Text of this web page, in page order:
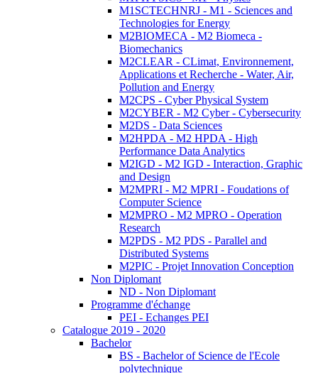
M1SCTECHNRJ - M1 - Sciences and
Technologies for Energy
M2BIOMECA - M2 Biomeca -
Biomechanics
M2CLEAR - CLimat, Environnement,
Applications et Recherche - Water, Air,
Pollution and Energy
M2CPS - Cyber Physical System
M2CYBER - M2 Cyber - Cybersecurity
M2DS - Data Sciences
M2HPDA - M2 HPDA - High
Performance Data Analytics
M2IGD - M2 IGD - Interaction, Graphic
and Design
M2MPRI - M2 MPRI - Foudations of
Computer Science
M2MPRO - M2 MPRO - Operation
Research
M2PDS - M2 PDS - Parallel and
Distributed Systems
M2PIC - Projet Innovation Conception
Non Diplomant
ND - Non Diplomant
Programme d'échange
PEI - Echanges PEI
Catalogue 2019 - 2020
Bachelor
BS - Bachelor of Science de l'Ecole
polytechnique